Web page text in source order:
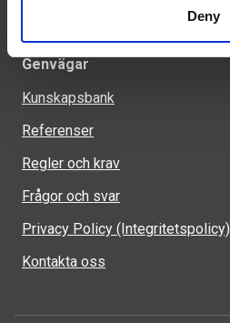
Deny
Genvägar
Kunskapsbank
Referenser
Regler och krav
Frågor och svar
Privacy Policy (Integritetspolicy)
Kontakta oss